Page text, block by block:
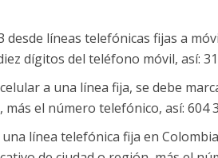
desde líneas telefónicas fijas a
dígitos del teléfono móvil, así:
a una línea fija, se debe
el número telefónico, así: 604
línea telefónica fija en